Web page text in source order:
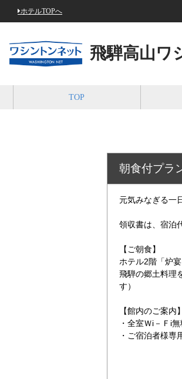
ホテルTOPへ
飛騨高山ワ
TOP
朝食付プラ
元気みなぎる一
領収書は、宿泊
【ご朝食】
ホテル2階「炉
飛騨の郷土料理
す）
【館内のご案内】
・全室Ｗi－Ｆi
・ご宿泊者様専